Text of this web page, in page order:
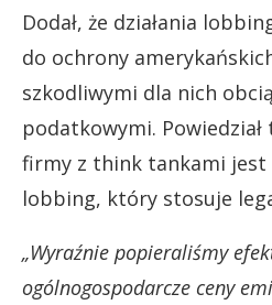
Dodał, że działania
do ochrony
szkodliwymi dla nich
podatkowymi. Powiedział
firmy z think tankami jest
lobbing, który stosuje
„Wyraźnie popieraliśmy
ogólnogospodarcze ceny